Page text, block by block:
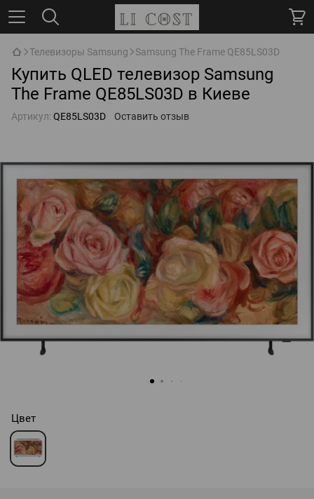
Телевизоры Samsung Samsung The Frame QE85LS03D
Купить QLED телевизор Samsung
The Frame QE85LS03D в Киеве
Артикул: QE85LS03D Оставить отзыв
Цвет